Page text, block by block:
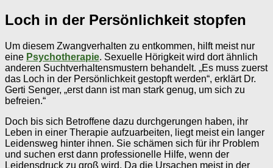
Loch in der Persönlichkeit stopfen
Um diesem Zwangverhalten zu entkommen, hilft meist nur
eine Psychotherapie. Sexuelle Hörigkeit wird dort ähnlich
anderen Suchtverhaltensmustern behandelt. „Es muss zuerst
das Loch in der Persönlichkeit gestopft werden“, erklärt Dr.
Gerti Senger, „erst dann ist man stark genug, um sich zu
befreien.“
Doch bis sich Betroffene dazu durchgerungen haben, ihr
Leben in einer Therapie aufzuarbeiten, liegt meist ein langer
Leidensweg hinter ihnen. Sie schämen sich für ihr Problem
und suchen erst dann professionelle Hilfe, wenn der
Leidensdruck zu groß wird. Da die Ursachen meist in der